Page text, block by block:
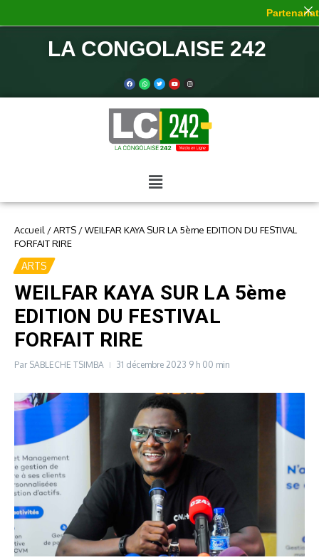
LA CONGOLAISE 242
Accueil /ARTS /WEILFAR KAYA SUR LA 5ème EDITION DU FESTIVAL
FORFAIT RIRE
ARTS
WEILFAR KAYA SUR LA 5ème
EDITION DU FESTIVAL
FORFAIT RIRE
Par SABLECHE TSIMBA 31 décembre 2023 9 h 00 min
Partenariat